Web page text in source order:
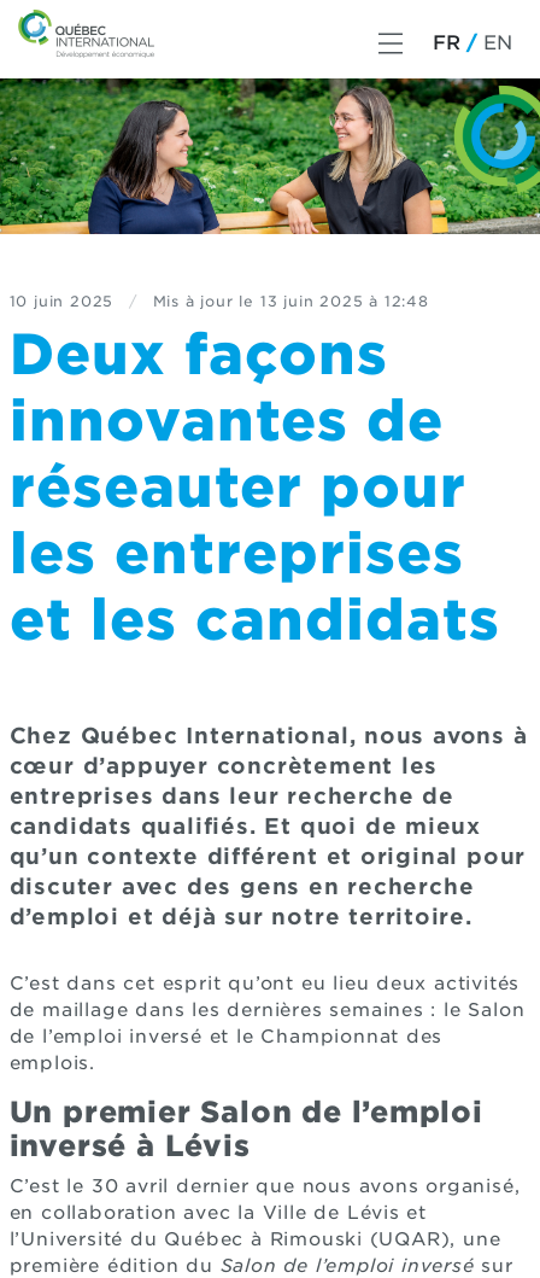
FR EN
10 juin 2025 / Mis à jour le 13 juin 2025 à 12:48
Deux façons
innovantes de
réseauter pour
les entreprises
et les candidats
Chez Québec International, nous avons à
cœur d’appuyer concrètement les
entreprises dans leur recherche de
candidats qualifiés. Et quoi de mieux
qu’un contexte différent et original pour
discuter avec des gens en recherche
d’emploi et déjà sur notre territoire.
C’est dans cet esprit qu’ont eu lieu deux activités
de maillage dans les dernières semaines : le Salon
de l’emploi inversé et le Championnat des
emplois.
Un premier Salon de l’emploi
inversé à Lévis
C’est le 30 avril dernier que nous avons organisé,
en collaboration avec la Ville de Lévis et
l’Université du Québec à Rimouski (UQAR), une
première édition du Salon de l’emploi inversé sur